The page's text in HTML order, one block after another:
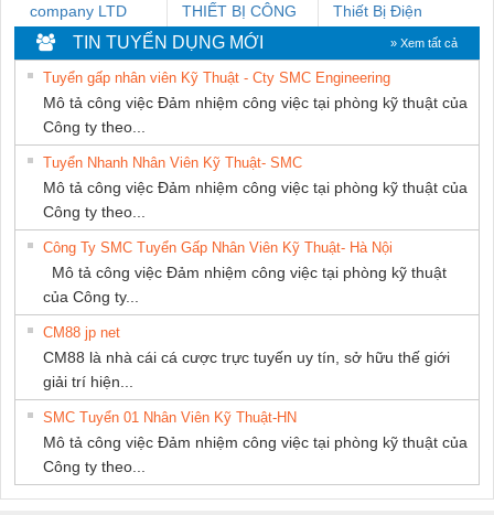
company LTD
THIẾT BỊ CÔNG
NGHIỆP NIHON
SETSUBI VIỆT
NAM
Thiết Bị Điện
Nam Quốc Thịnh
TIN TUYỂN DỤNG MỚI » Xem tất cả
Tuyển gấp nhân viên Kỹ Thuật - Cty SMC Engineering
Mô tả công việc Đảm nhiệm công việc tại phòng kỹ thuật của
Công ty theo...
Tuyển Nhanh Nhân Viên Kỹ Thuật- SMC
Mô tả công việc Đảm nhiệm công việc tại phòng kỹ thuật của
Công ty theo...
Công Ty SMC Tuyển Gấp Nhân Viên Kỹ Thuật- Hà Nội
Mô tả công việc Đảm nhiệm công việc tại phòng kỹ thuật
của Công ty...
CM88 jp net
CM88 là nhà cái cá cược trực tuyến uy tín, sở hữu thế giới
giải trí hiện...
SMC Tuyển 01 Nhân Viên Kỹ Thuật-HN
Mô tả công việc Đảm nhiệm công việc tại phòng kỹ thuật của
Công ty theo...